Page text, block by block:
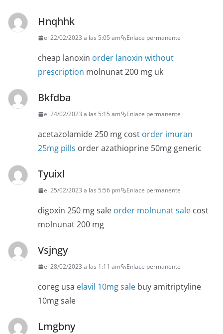
Hnqhhk
el 22/02/2023 a las 5:05 am Enlace permanente
cheap lanoxin order lanoxin without
prescription molnunat 200 mg uk
Bkfdba
el 24/02/2023 a las 5:15 am Enlace permanente
acetazolamide 250 mg cost order imuran
25mg pills order azathioprine 50mg generic
Tyuixl
el 25/02/2023 a las 5:56 pm Enlace permanente
digoxin 250 mg sale order molnunat sale cost
molnunat 200 mg
Vsjngy
el 28/02/2023 a las 1:11 am Enlace permanente
coreg usa elavil 10mg sale buy amitriptyline
10mg sale
Lmgbny